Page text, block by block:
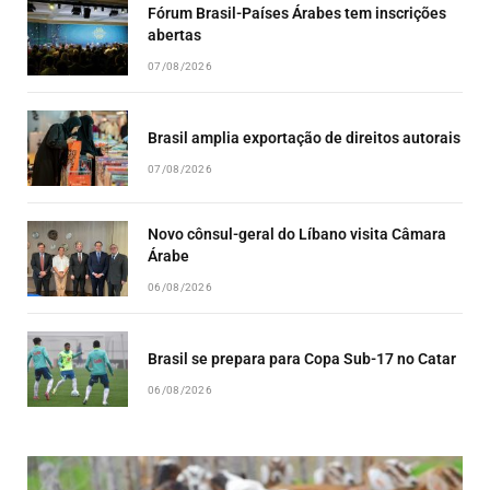
Fórum Brasil-Países Árabes tem inscrições
abertas
07/08/2026
Brasil amplia exportação de direitos autorais
07/08/2026
Novo cônsul-geral do Líbano visita Câmara
Árabe
06/08/2026
Brasil se prepara para Copa Sub-17 no Catar
06/08/2026